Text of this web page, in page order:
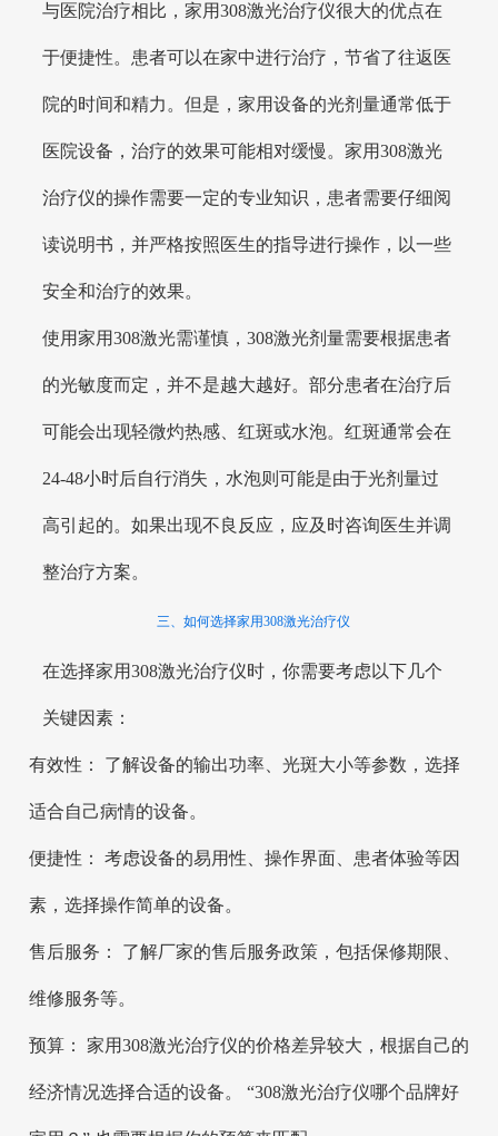
与医院治疗相比，家用308激光治疗仪很大的优点在
于便捷性。患者可以在家中进行治疗，节省了往返医
院的时间和精力。但是，家用设备的光剂量通常低于
医院设备，治疗的效果可能相对缓慢。家用308激光
治疗仪的操作需要一定的专业知识，患者需要仔细阅
读说明书，并严格按照医生的指导进行操作，以一些
安全和治疗的效果。
使用家用308激光需谨慎，308激光剂量需要根据患者
的光敏度而定，并不是越大越好。部分患者在治疗后
可能会出现轻微灼热感、红斑或水泡。红斑通常会在
24-48小时后自行消失，水泡则可能是由于光剂量过
高引起的。如果出现不良反应，应及时咨询医生并调
整治疗方案。
三、如何选择家用308激光治疗仪
在选择家用308激光治疗仪时，你需要考虑以下几个
关键因素：
有效性： 了解设备的输出功率、光斑大小等参数，选择
适合自己病情的设备。
便捷性： 考虑设备的易用性、操作界面、患者体验等因
素，选择操作简单的设备。
售后服务： 了解厂家的售后服务政策，包括保修期限、
维修服务等。
预算： 家用308激光治疗仪的价格差异较大，根据自己的
经济情况选择合适的设备。 “308激光治疗仪哪个品牌好